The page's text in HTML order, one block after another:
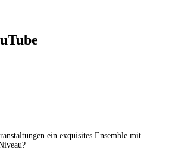
ein exquisites Ensemble mit